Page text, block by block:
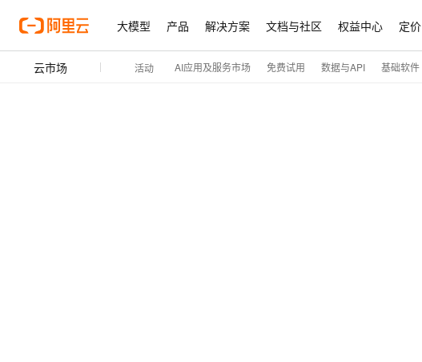
大模型 产品 解决方案 文档与社区 权益中心 定价
云市场 活动 AI应用及服务市场 免费试用 数据与API 基础软件